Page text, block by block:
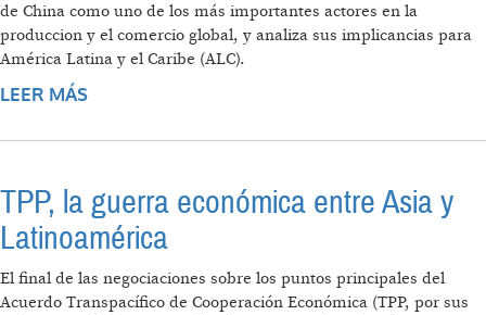
de China como uno de los más importantes actores en la
produccion y el comercio global, y analiza sus implicancias para
América Latina y el Caribe (ALC).
LEER MÁS
PRODUCTIVA Y COMERCIAL EN AMÉRICA
TPP, la guerra económica entre Asia y
Latinoamérica
El final de las negociaciones sobre los puntos principales del
Acuerdo Transpacífico de Cooperación Económica (TPP, por sus